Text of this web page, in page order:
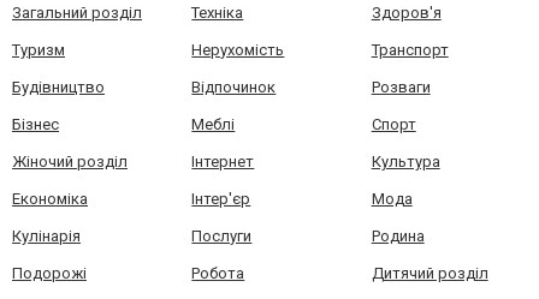
Загальний розділ Техніка Здоров'я
Туризм Нерухомість Транспорт
Будівництво Відпочинок Розваги
Бізнес Меблі Спорт
Жіночий розділ Інтернет Культура
Економіка Інтер'єр Мода
Кулінарія Послуги Родина
Подорожі Робота Дитячий розділ